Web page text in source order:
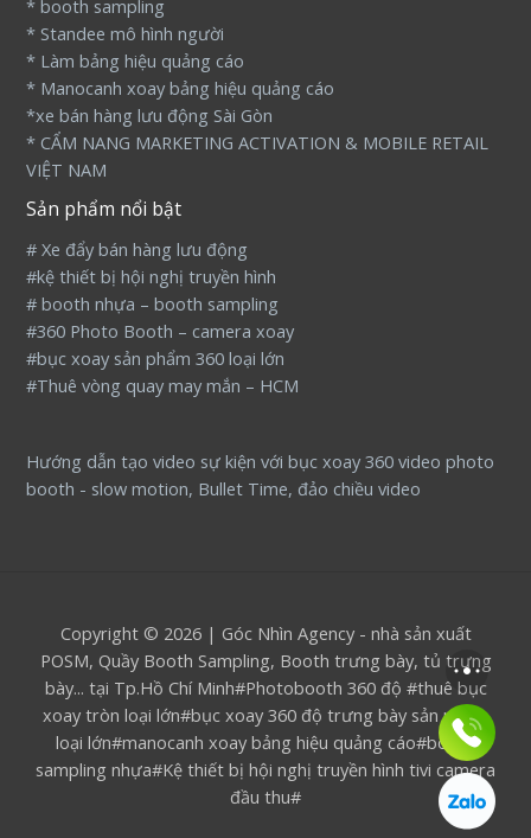
* booth sampling
* Standee mô hình người
* Làm bảng hiệu quảng cáo
* Manocanh xoay bảng hiệu quảng cáo
*xe bán hàng lưu động Sài Gòn
* CẨM NANG MARKETING ACTIVATION & MOBILE RETAIL
VIỆT NAM
Sản phẩm nổi bật
# Xe đẩy bán hàng lưu động
#kệ thiết bị hội nghị truyền hình
# booth nhựa – booth sampling
#360 Photo Booth – camera xoay
#bục xoay sản phẩm 360 loại lớn
#Thuê vòng quay may mắn – HCM
Hướng dẫn tạo video sự kiện với bục xoay 360 video photo
booth - slow motion, Bullet Time, đảo chiều video
Copyright © 2026 | Góc Nhìn Agency - nhà sản xuất
POSM, Quầy Booth Sampling, Booth trưng bày, tủ trưng
bày... tại Tp.Hồ Chí Minh#Photobooth 360 độ #thuê bục
xoay tròn loại lớn#bục xoay 360 độ trưng bày sản phẩm
loại lớn#manocanh xoay bảng hiệu quảng cáo#booth
sampling nhựa#Kệ thiết bị hội nghị truyền hình tivi camera
đầu thu#